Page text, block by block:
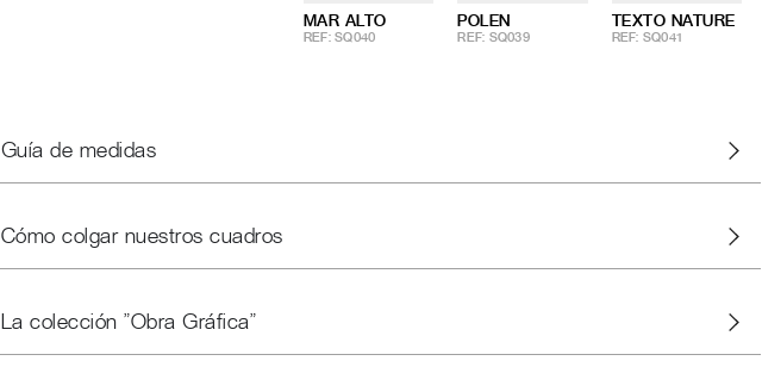
MAR ALTO
REF: SQ040
POLEN
REF: SQ039
TEXTO NATURE
REF: SQ041
Guía de medidas
Cómo colgar nuestros cuadros
La colección "Obra Gráfica"